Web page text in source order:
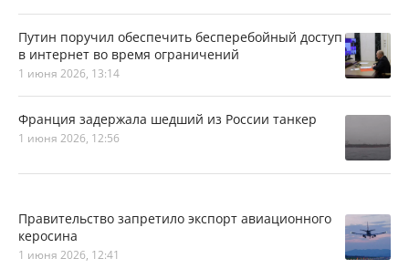
Путин поручил обеспечить бесперебойный доступ
в интернет во время ограничений
1 июня 2026, 13:14
Франция задержала шедший из России танкер
1 июня 2026, 12:56
Правительство запретило экспорт авиационного
керосина
1 июня 2026, 12:41